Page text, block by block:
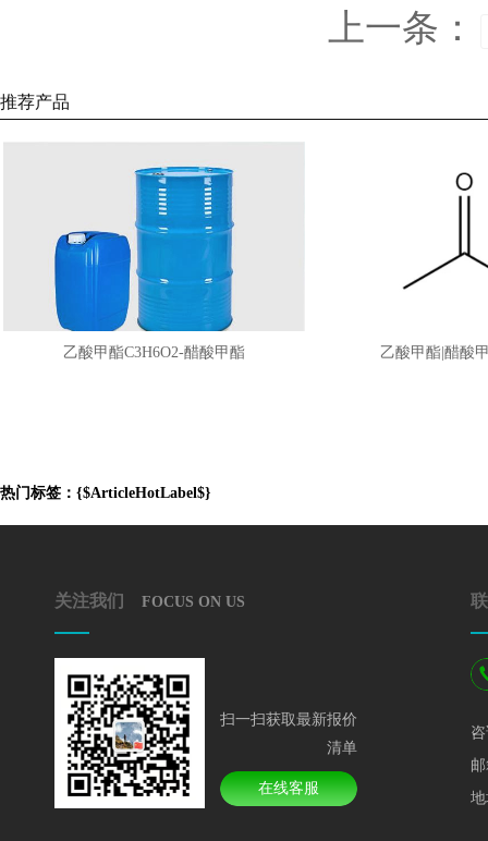
上一条：
推荐产品
乙酸甲酯C3H6O2-醋酸甲酯 乙酸甲酯|醋酸甲酯
热门标签：{$ArticleHotLabel$}
关注我们 FOCUS ON US
扫一扫获取最新报价
清单
在线客服